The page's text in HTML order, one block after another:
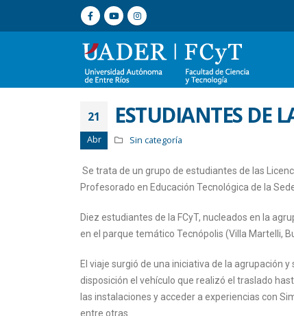
21
Abr
ESTUDIANTES DE
Sin categoría
Se trata de un grupo de estudiantes de las
Profesorado en Educación Tecnológica de la
Diez estudiantes de la FCyT, nucleados en la
en el parque temático Tecnópolis (Villa Martelli,
El viaje surgió de una iniciativa de la agrupación
disposición el vehículo que realizó el traslado
las instalaciones y acceder a experiencias con
entre otras.